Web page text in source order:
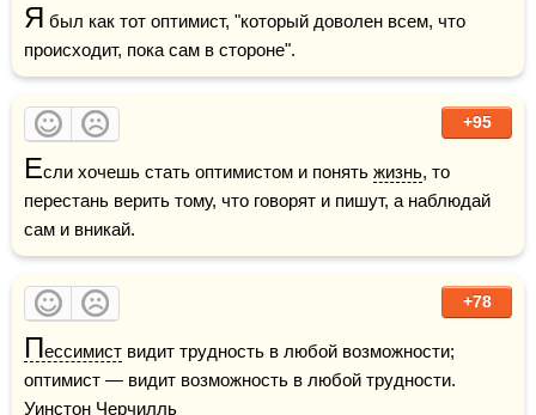
Я был как тот оптимист, "который доволен всем, что
происходит, пока сам в стороне".
+95
Если хочешь стать оптимистом и понять жизнь, то
перестань верить тому, что говорят и пишут, а наблюдай
сам и вникай.
+78
Пессимист видит трудность в любой возможности;
оптимист — видит возможность в любой трудности.
Уинстон Черчилль